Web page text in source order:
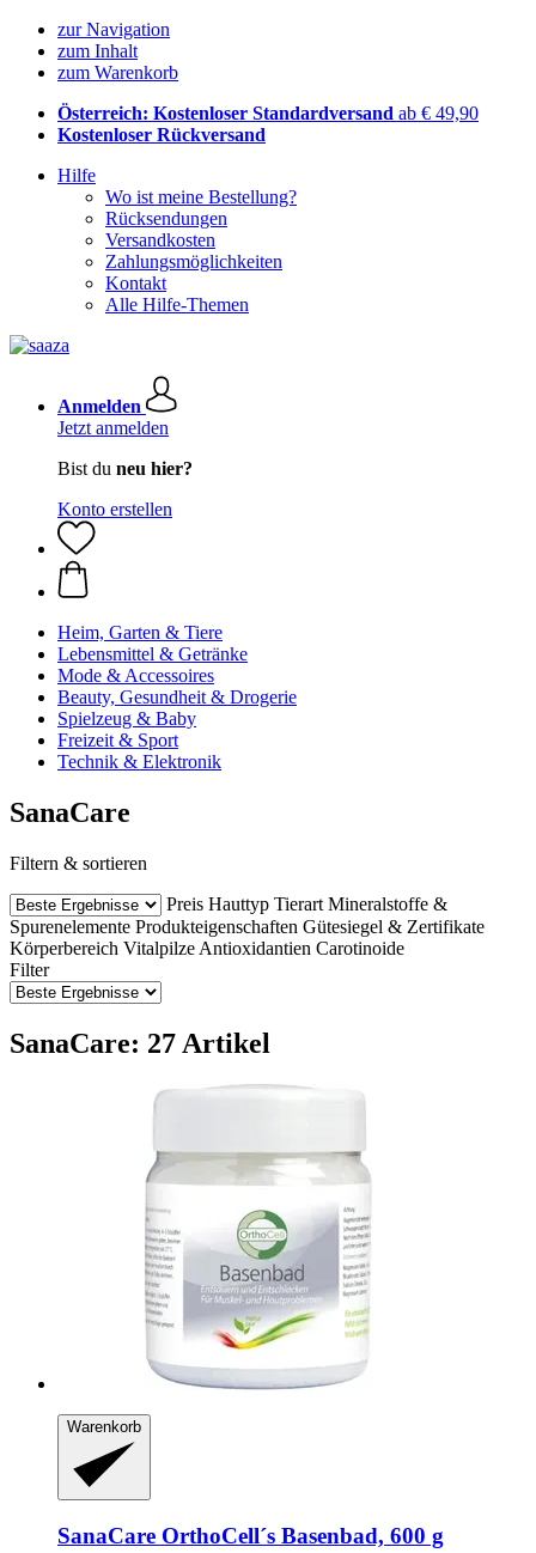
zur Navigation
zum Inhalt
zum Warenkorb
Österreich: Kostenloser Standardversand ab € 49,90
Kostenloser Rückversand
Hilfe
Wo ist meine Bestellung?
Rücksendungen
Versandkosten
Zahlungsmöglichkeiten
Kontakt
Alle Hilfe-Themen
Anmelden
Jetzt anmelden
Bist du neu hier?
Konto erstellen
Heim, Garten & Tiere
Lebensmittel & Getränke
Mode & Accessoires
Beauty, Gesundheit & Drogerie
Spielzeug & Baby
Freizeit & Sport
Technik & Elektronik
SanaCare
Filtern & sortieren
Preis Hauttyp Tierart Mineralstoffe &
Spurenelemente Produkteigenschaften Gütesiegel & Zertifikate
Körperbereich Vitalpilze Antioxidantien Carotinoide
Filter
SanaCare: 27 Artikel
Warenkorb
SanaCare OrthoCell´s Basenbad, 600 g